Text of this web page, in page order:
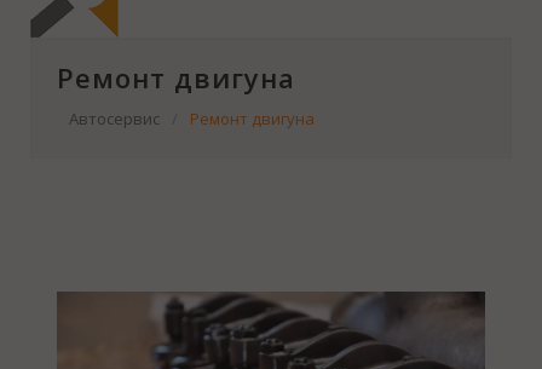
Ремонт двигуна
Автосервис Ремонт двигуна